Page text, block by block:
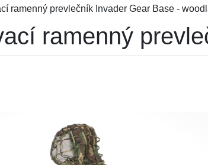
ramenný prevlečník Invader Gear Base -
ramenný